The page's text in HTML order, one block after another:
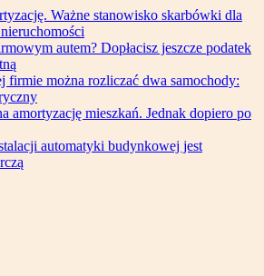
Ważne stanowisko skarbówki dla
autem? Dopłacisz jeszcze podatek
firmie można rozliczać dwa samochody:
amortyzację mieszkań. Jednak dopiero po
automatyki budynkowej jest